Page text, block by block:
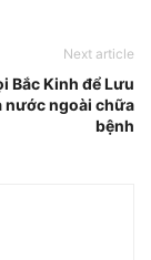
Next article
Bắc Kinh để Lưu
nước ngoài chữa
bệnh